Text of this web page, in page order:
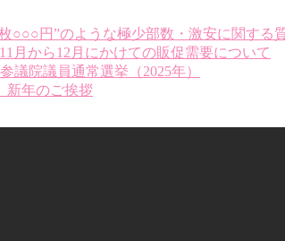
○○○円”のような極少部数・激安に関する
月から12月にかけての販促需要について
議院議員通常選挙（2025年）
年のご挨拶